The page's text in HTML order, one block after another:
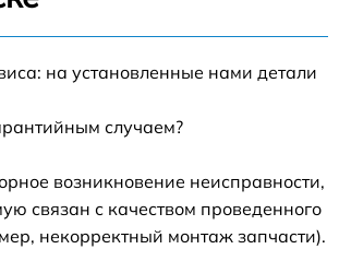
на установленные нами детали
случаем?
возникновение неисправности,
связан с качеством проведенного
некорректный монтаж запчасти).